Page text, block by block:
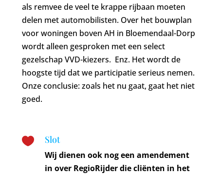
als remvee de veel te krappe rijbaan moeten
delen met automobilisten. Over het bouwplan
voor woningen boven AH in Bloemendaal-Dorp
wordt alleen gesproken met een select
gezelschap VVD-kiezers. Enz. Het wordt de
hoogste tijd dat we participatie serieus nemen.
Onze conclusie: zoals het nu gaat, gaat het niet
goed.
 Slot
Wij dienen ook nog een amendement
in over RegioRijder die cliënten in het